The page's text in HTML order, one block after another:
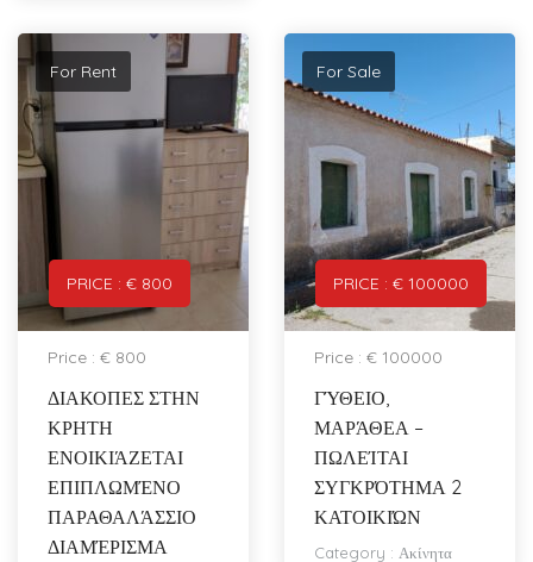
PRICE : € 800
For Rent
Price : € 800
ΔΙΑΚΟΠΕΣ ΣΤΗΝ
ΚΡΗΤΗ
ΕΝΟΙΚΙΆΖΕΤΑΙ
ΕΠΙΠΛΩΜΈΝΟ
ΠΑΡΑΘΑΛΆΣΣΙΟ
ΔΙΑΜΈΡΙΣΜΑ
PRICE : € 100000
For Sale
Price : € 100000
ΓΎΘΕΙΟ,
ΜΑΡΆΘΕΑ –
ΠΩΛΕΊΤΑΙ
ΣΥΓΚΡΌΤΗΜΑ 2
ΚΑΤΟΙΚΙΏΝ
Category : Ακίνητα